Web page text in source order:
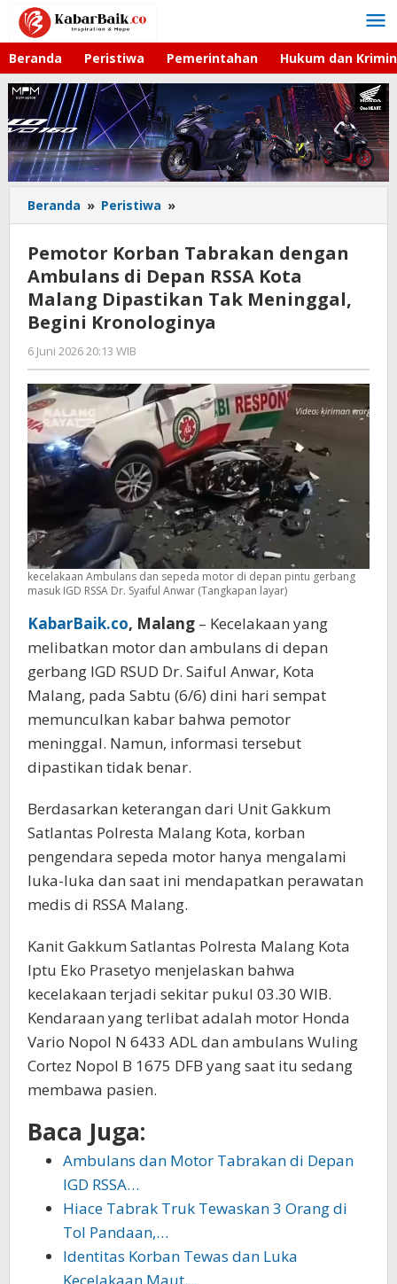
Lewati
konten
Beranda Peristiwa Pemerintahan Hukum dan
Beranda » Peristiwa »
Korban
Tabrakan
dengan
Ambulans
di
Depan
RSSA
Malang
Dipastikan
Tak
Meninggal,
Begini
Kronologinya
Pemotor Korban Tabrakan dengan
Ambulans di Depan RSSA Kota
Malang Dipastikan Tak Meninggal,
Begini Kronologinya
6 Juni 2026 20:13 WIB
Imam
WD
kecelakaan Ambulans dan sepeda motor di depan pintu gerbang
masuk IGD RSSA Dr. Syaiful Anwar (Tangkapan layar)
KabarBaik.co, Malang – Kecelakaan yang
melibatkan motor dan ambulans di depan
gerbang IGD RSUD Dr. Saiful Anwar, Kota
Malang, pada Sabtu (6/6) dini hari sempat
memunculkan kabar bahwa pemotor
meninggal. Namun, informasi tersebut
dipastikan tidak benar.
Berdasarkan keterangan dari Unit Gakkum
Satlantas Polresta Malang Kota, korban
pengendara sepeda motor hanya mengalami
luka-luka dan saat ini mendapatkan perawatan
medis di RSSA Malang.
Kanit Gakkum Satlantas Polresta Malang Kota
Iptu Eko Prasetyo menjelaskan bahwa
kecelakaan terjadi sekitar pukul 03.30 WIB.
Kendaraan yang terlibat adalah motor Honda
Vario Nopol N 6433 ADL dan ambulans Wuling
Cortez Nopol B 1675 DFB yang saat itu sedang
membawa pasien.
Baca Juga:
Ambulans dan Motor Tabrakan di Depan
IGD RSSA…
Hiace Tabrak Truk Tewaskan 3 Orang di
Tol Pandaan,…
Identitas Korban Tewas dan Luka